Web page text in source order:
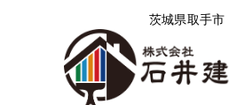
茨城県取⼿市